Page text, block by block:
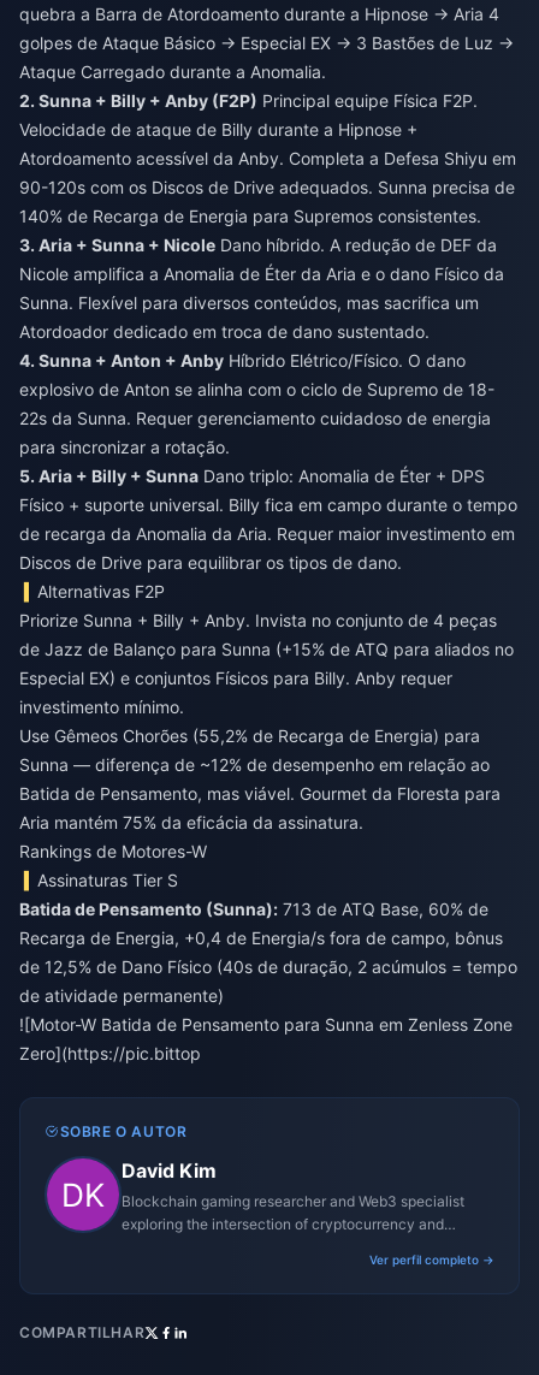
quebra a Barra de Atordoamento durante a Hipnose → Aria 4
golpes de Ataque Básico → Especial EX → 3 Bastões de Luz →
Ataque Carregado durante a Anomalia.
2. Sunna + Billy + Anby (F2P) Principal equipe Física F2P.
Velocidade de ataque de Billy durante a Hipnose +
Atordoamento acessível da Anby. Completa a Defesa Shiyu em
90-120s com os Discos de Drive adequados. Sunna precisa de
140% de Recarga de Energia para Supremos consistentes.
3. Aria + Sunna + Nicole Dano híbrido. A redução de DEF da
Nicole amplifica a Anomalia de Éter da Aria e o dano Físico da
Sunna. Flexível para diversos conteúdos, mas sacrifica um
Atordoador dedicado em troca de dano sustentado.
4. Sunna + Anton + Anby Híbrido Elétrico/Físico. O dano
explosivo de Anton se alinha com o ciclo de Supremo de 18-
22s da Sunna. Requer gerenciamento cuidadoso de energia
para sincronizar a rotação.
5. Aria + Billy + Sunna Dano triplo: Anomalia de Éter + DPS
Físico + suporte universal. Billy fica em campo durante o tempo
de recarga da Anomalia da Aria. Requer maior investimento em
Discos de Drive para equilibrar os tipos de dano.
Alternativas F2P
Priorize Sunna + Billy + Anby. Invista no conjunto de 4 peças
de Jazz de Balanço para Sunna (+15% de ATQ para aliados no
Especial EX) e conjuntos Físicos para Billy. Anby requer
investimento mínimo.
Use Gêmeos Chorões (55,2% de Recarga de Energia) para
Sunna — diferença de ~12% de desempenho em relação ao
Batida de Pensamento, mas viável. Gourmet da Floresta para
Aria mantém 75% da eficácia da assinatura.
Rankings de Motores-W
Assinaturas Tier S
Batida de Pensamento (Sunna): 713 de ATQ Base, 60% de
Recarga de Energia, +0,4 de Energia/s fora de campo, bônus
de 12,5% de Dano Físico (40s de duração, 2 acúmulos = tempo
de atividade permanente)
![Motor-W Batida de Pensamento para Sunna em Zenless Zone
Zero](https://pic.bittop
SOBRE O AUTOR
David Kim
Blockchain gaming researcher and Web3 specialist
exploring the intersection of cryptocurrency and
Ver perfil completo →
COMPARTILHAR